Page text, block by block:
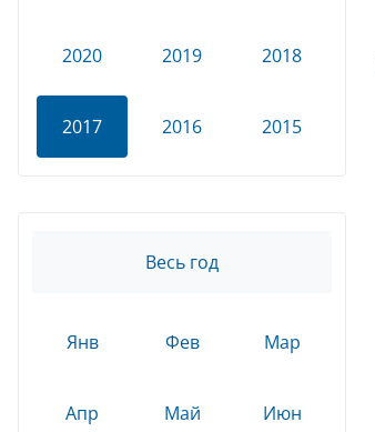
2020 2019 2018
2017 2016 2015
Весь год
Янв Фев Мар
Апр Май Июн